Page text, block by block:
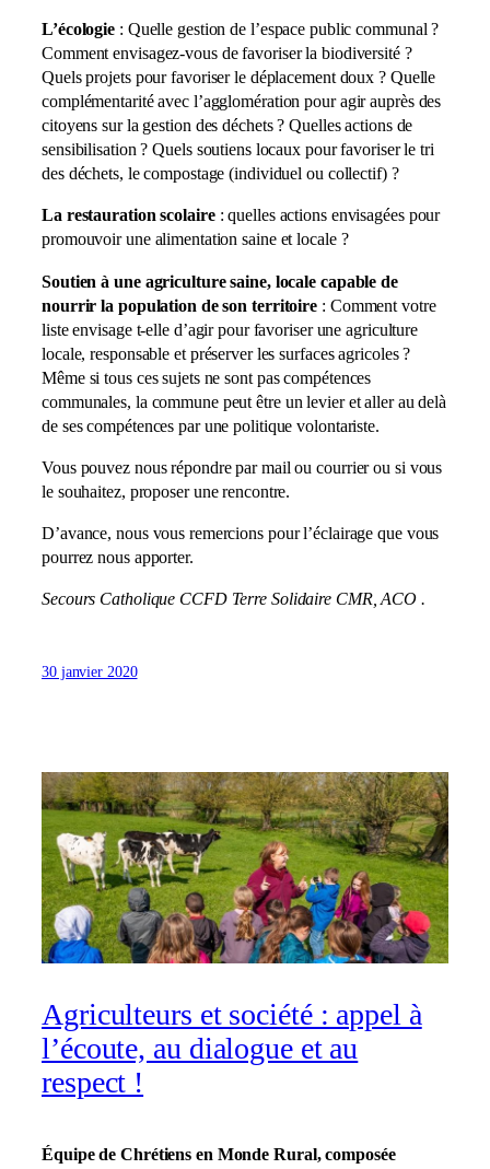
L’écologie : Quelle gestion de l’espace public communal ?
Comment envisagez-vous de favoriser la biodiversité ?
Quels projets pour favoriser le déplacement doux ? Quelle
complémentarité avec l’agglomération pour agir auprès des
citoyens sur la gestion des déchets ? Quelles actions de
sensibilisation ? Quels soutiens locaux pour favoriser le tri
des déchets, le compostage (individuel ou collectif) ?
La restauration scolaire: quelles actions envisagées pour
promouvoir une alimentation saine et locale ?
Soutien à une agriculture saine, locale capable de
nourrir la population de son territoire : Comment votre
liste envisage t-elle d’agir pour favoriser une agriculture
locale, responsable et préserver les surfaces agricoles ?
Même si tous ces sujets ne sont pas compétences
communales, la commune peut être un levier et aller au delà
de ses compétences par une politique volontariste.
Vous pouvez nous répondre par mail ou courrier ou si vous
le souhaitez, proposer une rencontre.
D’avance, nous vous remercions pour l’éclairage que vous
pourrez nous apporter.
Secours Catholique CCFD Terre Solidaire CMR, ACO .
30 janvier 2020
Agriculteurs et société : appel à
l’écoute, au dialogue et au
respect !
Équipe de Chrétiens en Monde Rural, composée